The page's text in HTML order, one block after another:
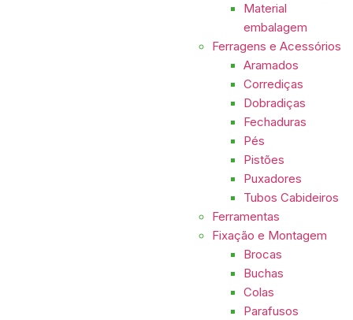
Material
embalagem
Ferragens e Acessórios
Aramados
Corrediças
Dobradiças
Fechaduras
Pés
Pistões
Puxadores
Tubos Cabideiros
Ferramentas
Fixação e Montagem
Brocas
Buchas
Colas
Parafusos